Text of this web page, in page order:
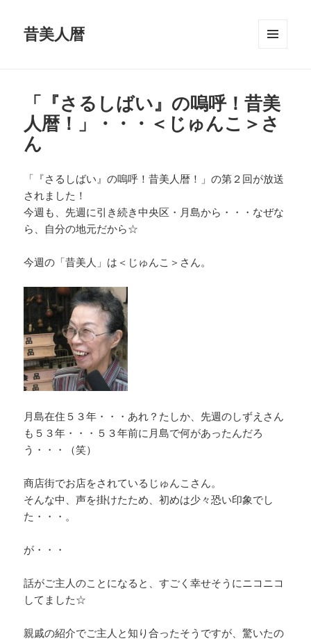
昔美人暦
ット
「『さるしばい』の嗚呼！昔美
人暦！」・・・＜じゅんこ＞さ
ん
「『さるしばい』の嗚呼！昔美人暦！」の第２回が放送
されました！
今週も、先週に引き続き中央区・月島から・・・なぜな
ら、自分の地元だから☆
今週の「昔美人」は＜じゅんこ＞さん。
月島在住５３年・・・あれ？たしか、先週のしずえさん
も５３年・・・５３年前に月島で何があったんだろ
う・・・（笑）
商店街でお店をされているじゅんこさん。
そんな中、声を掛けたため、初めは少々恐い印象でし
た・・・。
が・・・
話がご主人のことになると、すごく幸せそうにニコニコ
してました☆
親戚の紹介でご主人と知り合ったそうですが、驚いたの